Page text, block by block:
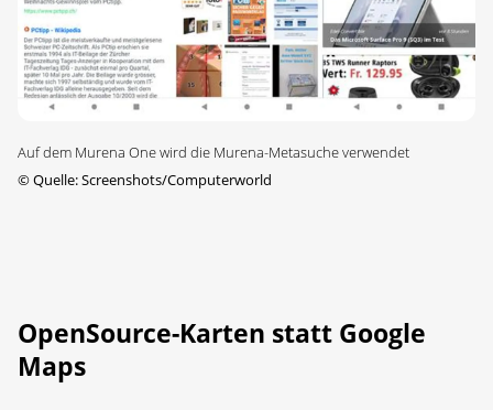
Auf dem Murena One wird die Murena-Metasuche verwendet
©Quelle: Screenshots/Computerworld
OpenSource-Karten statt Google
Maps